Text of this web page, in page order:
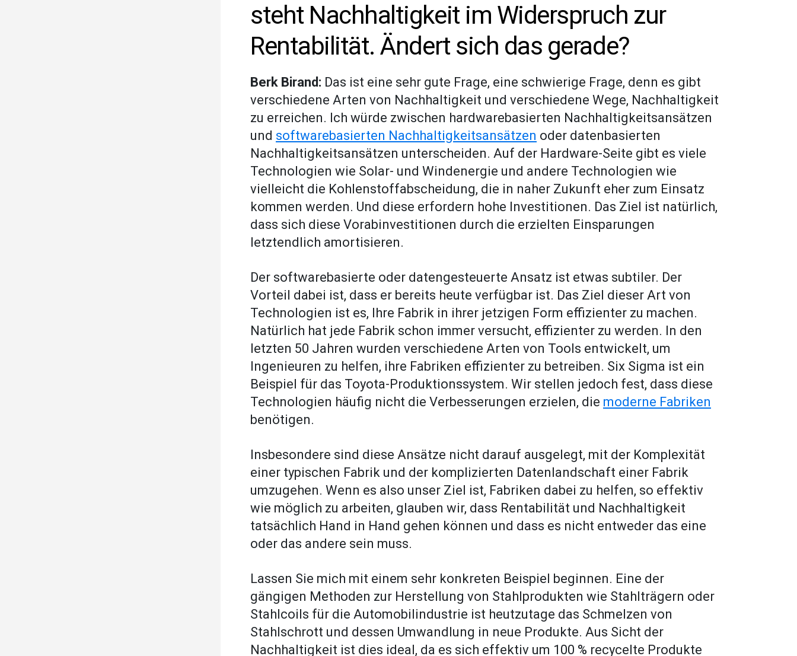
steht Nachhaltigkeit im Widerspruch zur
Rentabilität. Ändert sich das gerade?
Berk Birand: Das ist eine sehr gute Frage, eine schwierige Frage, denn es gibt
verschiedene Arten von Nachhaltigkeit und verschiedene Wege, Nachhaltigkeit
zu erreichen. Ich würde zwischen hardwarebasierten Nachhaltigkeitsansätzen
und softwarebasierten Nachhaltigkeitsansätzen oder datenbasierten
Nachhaltigkeitsansätzen unterscheiden. Auf der Hardware-Seite gibt es viele
Technologien wie Solar- und Windenergie und andere Technologien wie
vielleicht die Kohlenstoffabscheidung, die in naher Zukunft eher zum Einsatz
kommen werden. Und diese erfordern hohe Investitionen. Das Ziel ist natürlich,
dass sich diese Vorabinvestitionen durch die erzielten Einsparungen
letztendlich amortisieren.
Der softwarebasierte oder datengesteuerte Ansatz ist etwas subtiler. Der
Vorteil dabei ist, dass er bereits heute verfügbar ist. Das Ziel dieser Art von
Technologien ist es, Ihre Fabrik in ihrer jetzigen Form effizienter zu machen.
Natürlich hat jede Fabrik schon immer versucht, effizienter zu werden. In den
letzten 50 Jahren wurden verschiedene Arten von Tools entwickelt, um
Ingenieuren zu helfen, ihre Fabriken effizienter zu betreiben. Six Sigma ist ein
Beispiel für das Toyota-Produktionssystem. Wir stellen jedoch fest, dass diese
Technologien häufig nicht die Verbesserungen erzielen, die moderne Fabriken
benötigen.
Insbesondere sind diese Ansätze nicht darauf ausgelegt, mit der Komplexität
einer typischen Fabrik und der komplizierten Datenlandschaft einer Fabrik
umzugehen. Wenn es also unser Ziel ist, Fabriken dabei zu helfen, so effektiv
wie möglich zu arbeiten, glauben wir, dass Rentabilität und Nachhaltigkeit
tatsächlich Hand in Hand gehen können und dass es nicht entweder das eine
oder das andere sein muss.
Lassen Sie mich mit einem sehr konkreten Beispiel beginnen. Eine der
gängigen Methoden zur Herstellung von Stahlprodukten wie Stahlträgern oder
Stahlcoils für die Automobilindustrie ist heutzutage das Schmelzen von
Stahlschrott und dessen Umwandlung in neue Produkte. Aus Sicht der
Nachhaltigkeit ist dies ideal, da es sich effektiv um 100 % recycelte Produkte